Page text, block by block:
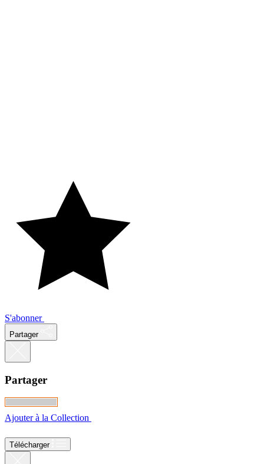
S'abonner
Partager
Partager
Ajouter à la Collection
Télécharger